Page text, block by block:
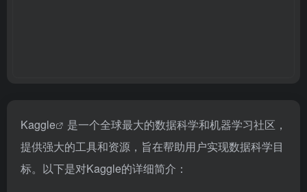
Kaggle
是一个全球最大的数据科学和机器学习社区，
提供强大的工具和资源，旨在帮助用户实现数据科学目
标。以下是对Kaggle的详细简介：